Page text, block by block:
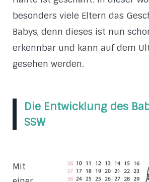
besonders viele Eltern das
Babys, denn dieses ist nun
erkennbar und kann auf dem
gesehen werden.
Die Entwicklung des
SSW
Mit